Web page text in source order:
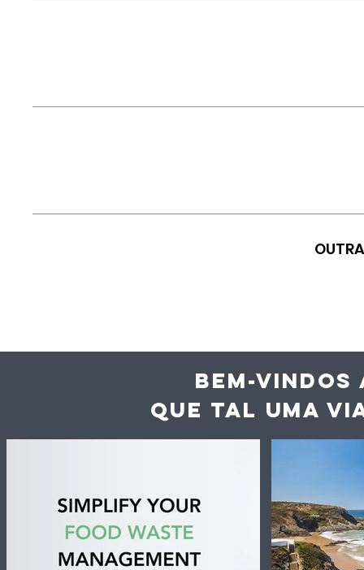
BEM-VINDOS
QUE TAL UMA